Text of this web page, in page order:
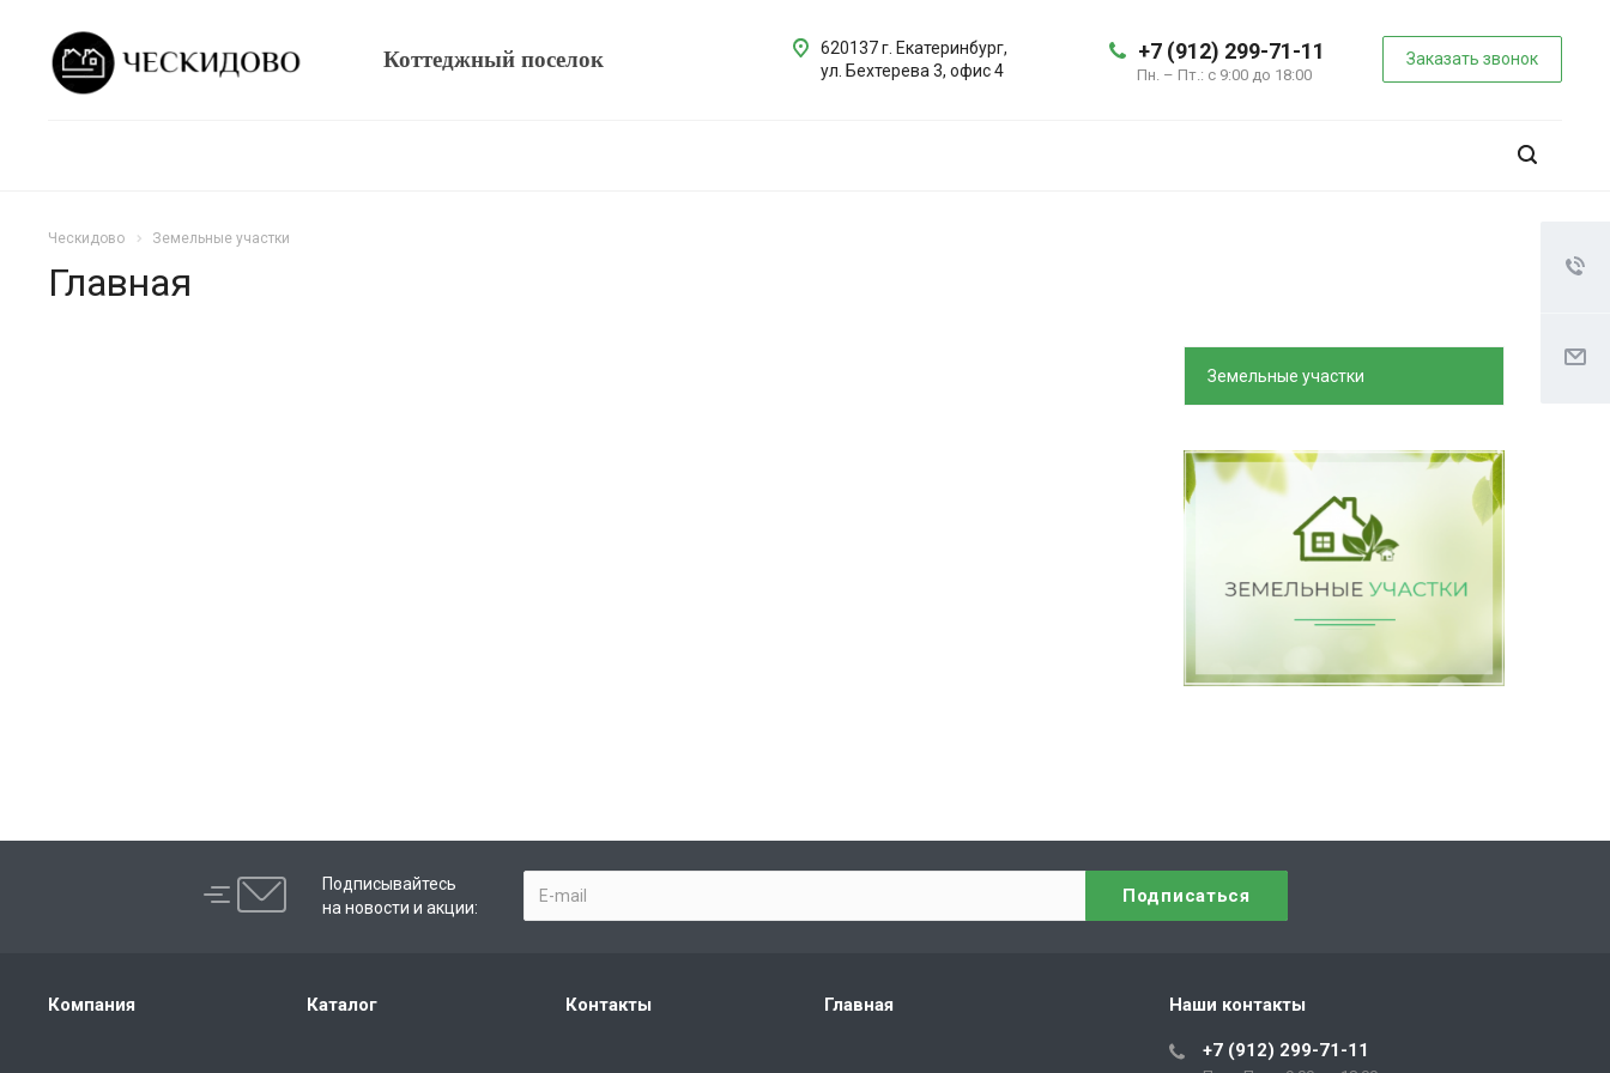
Коттеджный поселок +7 (912) 299-71-11
Пн. – Пт.: с 9:00 до 18:00
Заказать звонок
620137 г. Екатеринбург,
ул. Бехтерева 3, офис 4
Ческидово Земельные участки
Главная
Земельные участки
Подписывайтесь
на новости и акции:
Компания Каталог Контакты Главная Наши контакты
+7 (912) 299-71-11